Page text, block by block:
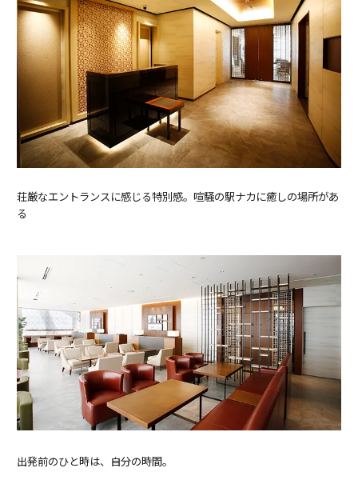
荘厳なエントランスに感じる特別感。喧騒の駅ナカに癒しの場所があ
る
出発前のひと時は、自分の時間。